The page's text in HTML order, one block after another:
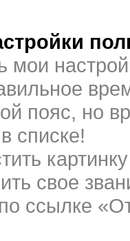
мои
пояс, но
списке!
свое
ссылке